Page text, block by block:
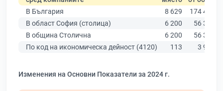
В България
8 629
174 403
В област София (столица)
6 200
56 378
В община Столична
6 200
56 378
По код на икономическа дейност (4120)
113 3 927
Изменения на Основни Показатели за 2024 г.